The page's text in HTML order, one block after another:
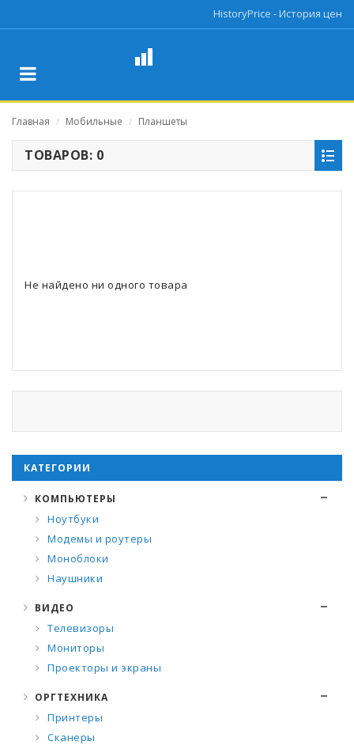
HistoryPrice - История цен
Главная / Мобильные / Планшеты
ТОВАРОВ: 0
Не найдено ни одного товара
КАТЕГОРИИ
КОМПЬЮТЕРЫ
Ноутбуки
Модемы и роутеры
Моноблоки
Наушники
ВИДЕО
Телевизоры
Мониторы
Проекторы и экраны
ОРГТЕХНИКА
Принтеры
Сканеры